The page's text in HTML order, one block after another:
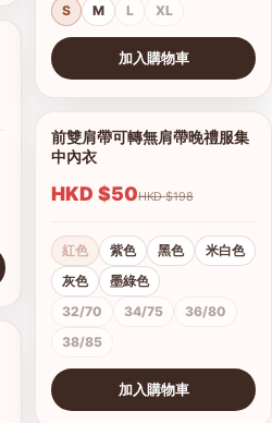
S
M L XL
加入購物車
1/15
查看圖片
前雙肩帶可轉無肩帶晚禮服集
中內衣
HKD $50 HKD $198
紅色 紫色 黑色
米白色
灰色
墨綠色
32/70
34/75
36/80
38/85
加入購物車
查看圖片